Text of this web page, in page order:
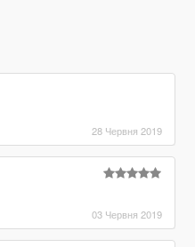
28 Червня 2019
03 Червня 2019